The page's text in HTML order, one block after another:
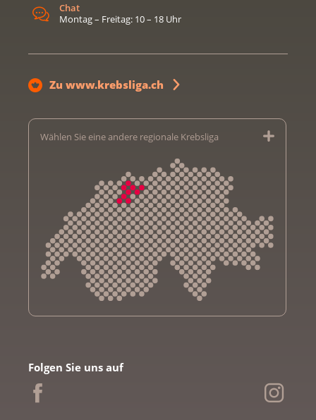
Chat
Montag – Freitag: 10 – 18 Uhr
Zu www.krebsliga.ch
Wählen Sie eine andere regionale Krebsliga
Krebsliga Bern
Krebsliga Freiburg
Folgen Sie uns auf